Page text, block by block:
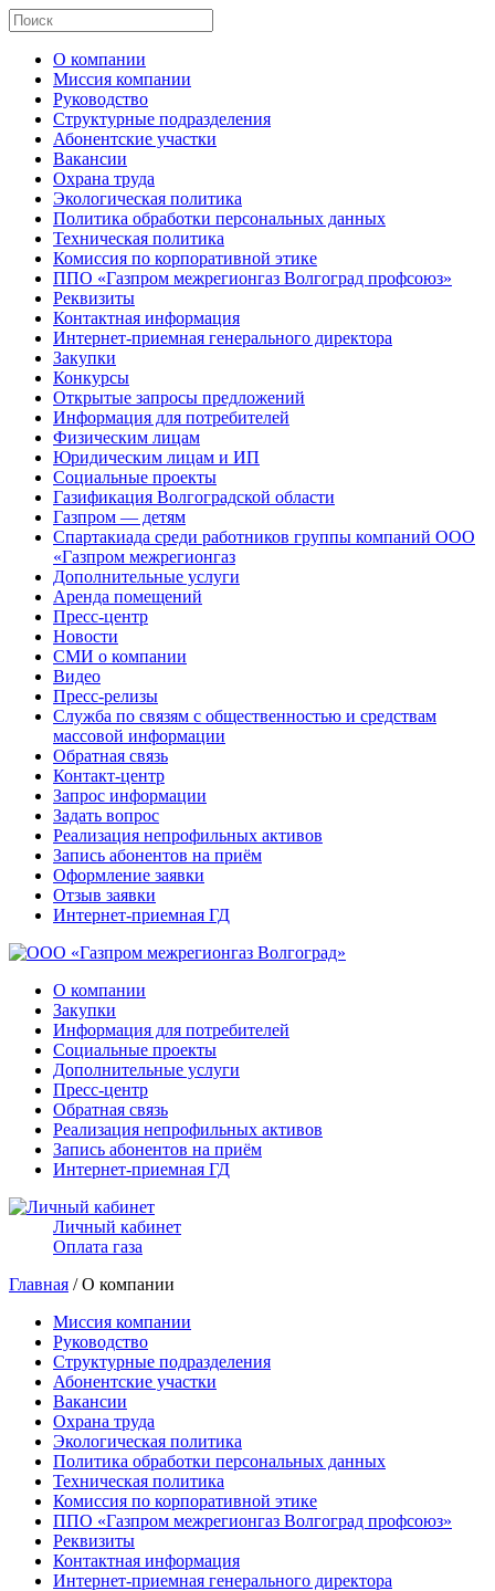
О компании
Миссия компании
Руководство
Структурные подразделения
Абонентские участки
Вакансии
Охрана труда
Экологическая политика
Политика обработки персональных данных
Техническая политика
Комиссия по корпоративной этике
ППО «Газпром межрегионгаз Волгоград профсоюз»
Реквизиты
Контактная информация
Интернет-приемная генерального директора
Закупки
Конкурсы
Открытые запросы предложений
Информация для потребителей
Физическим лицам
Юридическим лицам и ИП
Социальные проекты
Газификация Волгоградской области
Газпром — детям
Спартакиада среди работников группы компаний ООО
«Газпром межрегионгаз
Дополнительные услуги
Аренда помещений
Пресс-центр
Новости
СМИ о компании
Видео
Пресс-релизы
Служба по связям с общественностью и средствам
массовой информации
Обратная связь
Контакт-центр
Запрос информации
Задать вопрос
Реализация непрофильных активов
Запись абонентов на приём
Оформление заявки
Отзыв заявки
Интернет-приемная ГД
О компании
Закупки
Информация для потребителей
Социальные проекты
Дополнительные услуги
Пресс-центр
Обратная связь
Реализация непрофильных активов
Запись абонентов на приём
Интернет-приемная ГД
Личный кабинет
Оплата газа
Главная / О компании
Миссия компании
Руководство
Структурные подразделения
Абонентские участки
Вакансии
Охрана труда
Экологическая политика
Политика обработки персональных данных
Техническая политика
Комиссия по корпоративной этике
ППО «Газпром межрегионгаз Волгоград профсоюз»
Реквизиты
Контактная информация
Интернет-приемная генерального директора